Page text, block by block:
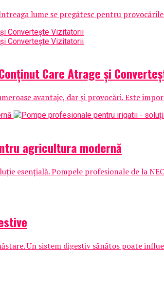
lume se pregătesc pentru
Care Atrage și
avantaje, dar și provocări. Este
agricultura modernă
esențială. Pompele profesionale de la
Un sistem digestiv sănătos poate